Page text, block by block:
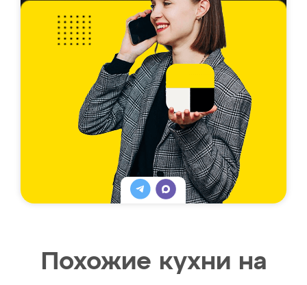
Похожие кухни на